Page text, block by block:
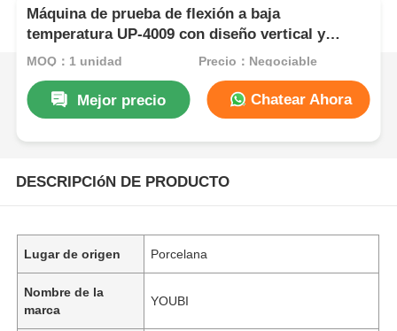
Máquina de prueba de flexión a baja
temperatura UP-4009 con diseño vertical y
construcción de acero inoxidable para pruebas
5423
MOQ：1 unidad Precio：Negociable
Mejor precio Chatear Ahora
DESCRIPCIóN DE PRODUCTO
Lugar de origen Porcelana
Nombre de la
marca
YOUBI